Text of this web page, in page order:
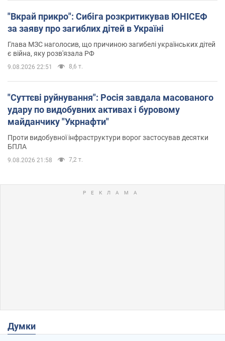
"Вкрай прикро": Сибіга розкритикував ЮНІСЕФ
за заяву про загиблих дітей в Україні
Глава МЗС наголосив, що причиною загибелі українських дітей
є війна, яку розв'язала РФ
9.08.2026 22:51 8,6 т.
"Суттєві руйнування": Росія завдала масованого
удару по видобувних активах і буровому
майданчику "Укрнафти"
Проти видобувної інфраструктури ворог застосував десятки
БПЛА
9.08.2026 21:58 7,2 т.
Думки